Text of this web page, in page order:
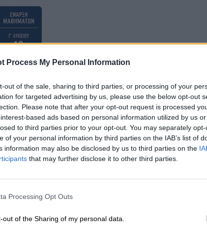
Process My Personal Information
out of the sale, sharing to third parties, or processing of your
for targeted advertising by us, please use the below opt-out
Please note that after your opt-out request is processed
based ads based on personal information utilized by us
to third parties prior to your opt-out. You may separately
of your personal information by third parties on the IAB’s list of
information may also be disclosed by us to third parties on the
that may further disclose it to other third parties.
Processing Opt Outs
out of the Sharing of my personal data.